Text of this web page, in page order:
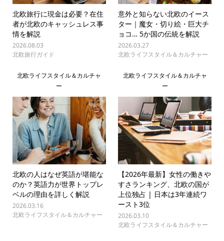
北欧旅行に現金は必要？在住
者が北欧のキャッシュレス事
情を解説
2026.08.03
北欧旅行ガイド
意外と知らない北欧のイース
ター｜魔女・切り絵・巨大チ
ョコ… 5か国の伝統を解説
2026.03.27
北欧ライフスタイル＆カルチャー
北欧ライフスタイル＆カルチャ
ー
北欧の人はなぜ英語が堪能な
のか？英語力が世界トップレ
ベルの理由を詳しく解説
2026.03.16
北欧ライフスタイル＆カルチャー
北欧ライフスタイル＆カルチャ
ー
【2026年最新】女性の働きや
すさランキング、北欧の国が
上位独占 | 日本は3年連続ワ
ースト3位
2026.03.10
北欧ライフスタイル＆カルチャー